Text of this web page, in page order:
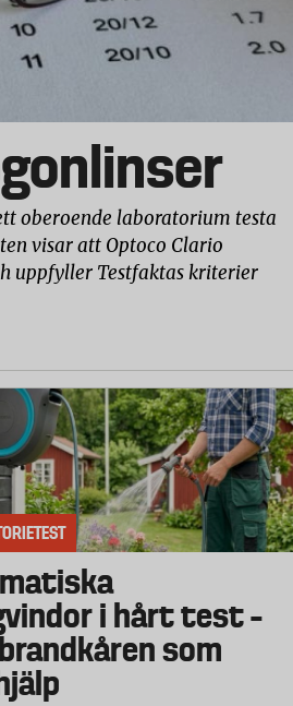
oberoende laboratorium testa
visar att Optoco Clario
uppfyller Testfaktas kriterier
i hårt test –
som